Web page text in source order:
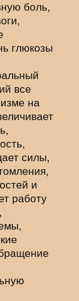
боль,
глюкозы
все
на
силы,
и
работу